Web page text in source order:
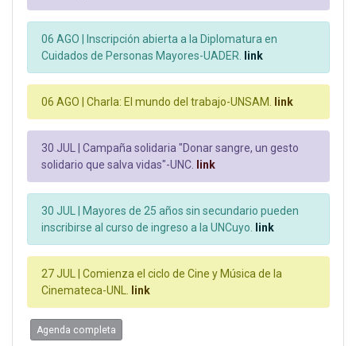
06 AGO | Inscripción abierta a la Diplomatura en
Cuidados de Personas Mayores-UADER. link
06 AGO | Charla: El mundo del trabajo-UNSAM. link
30 JUL | Campaña solidaria "Donar sangre, un gesto
solidario que salva vidas"-UNC. link
30 JUL | Mayores de 25 años sin secundario pueden
inscribirse al curso de ingreso a la UNCuyo. link
27 JUL | Comienza el ciclo de Cine y Música de la
Cinemateca-UNL.
link
Agenda completa